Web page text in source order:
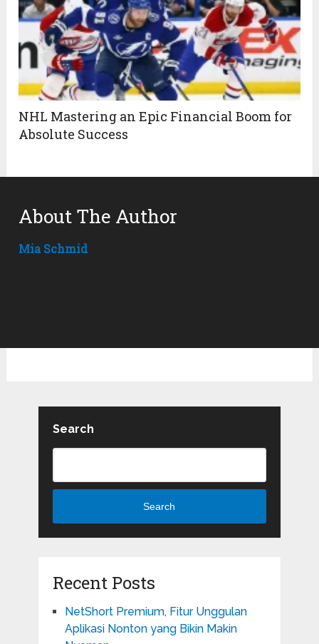
NHL Mastering an Epic Financial Boom for
Absolute Success
About The Author
Mia Schmid
Search
Search
Recent Posts
NetShort Premium, Fitur Unggulan
Aplikasi Nonton yang Bikin Makin